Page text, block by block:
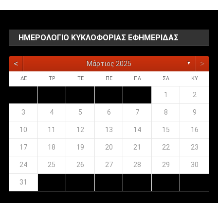
ΗΜΕΡΟΛΌΓΙΟ ΚΥΚΛΟΦΟΡΊΑΣ ΕΦΗΜΕΡΊΔΑΣ
< Μάρτιος 2025 ▼ >
ΔΕ ΤΡ ΤΕ ΠΕ ΠΑ ΣΑ ΚΥ
1 2
3 4 5 6 7 8 9
10 11 12 13 14 15 16
17 18 19 20 21 22 23
24 25 26 27 28 29 30
31